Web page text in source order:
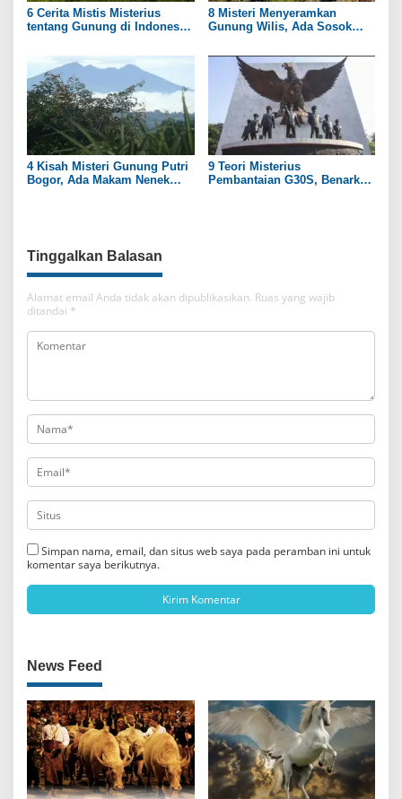
6 Cerita Mistis Misterius
tentang Gunung di Indonesia
8 Misteri Menyeramkan
Gunung Wilis, Ada Sosok
4 Kisah Misteri Gunung Putri
Bogor, Ada Makam Nenek
9 Teori Misterius
Pembantaian G30S, Benarkah
Tinggalkan Balasan
Alamat email Anda tidak akan dipublikasikan. Ruas yang wajib
ditandai *
Simpan nama, email, dan situs web saya pada peramban ini untuk
komentar saya berikutnya.
News Feed